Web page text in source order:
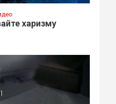
харизму